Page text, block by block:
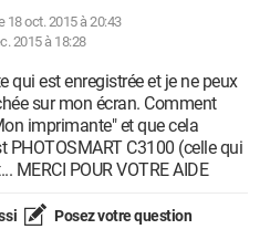
18 oct. 2015 à 20:43
2015 à 18:28
qui est enregistrée et je ne peux
sur mon écran. Comment
imprimante" et que cela
C3100 (celle qui
MERCI POUR VOTRE AIDE
Posez votre question